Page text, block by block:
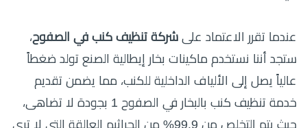
عندما تقرر الاعتماد على شركة تنظيف كنب في الصفوح،
ستجد أننا نستخدم ماكينات بخار إيطالية الصنع تولد ضغطاً
عالياً يصل إلى الألياف الداخلية للكنب، مما يضمن تقديم
خدمة تنظيف كنب بالبخار في الصفوح 1 بجودة لا تضاهى،
حيث يتم التخلص من 99.9% من الجراثيم العالقة التي لا ترى